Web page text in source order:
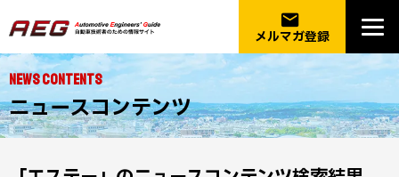
email
メルマガ登録
NEWS CONTENTS
ニュースコンテンツ